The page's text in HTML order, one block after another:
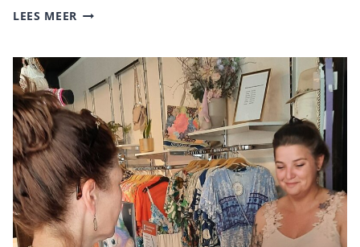
LEES MEER VEEL
WELZIJN
ZORG